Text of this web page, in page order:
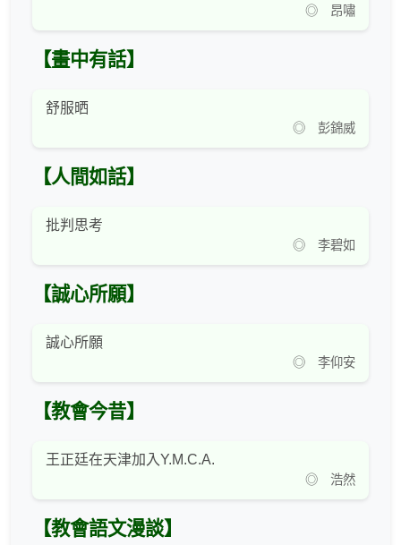
◎ 昂嘯
【畫中有話】
舒服晒
◎ 彭錦威
【人間如話】
批判思考
◎ 李碧如
【誠心所願】
誠心所願
◎ 李仰安
【教會今昔】
王正廷在天津加入Y.M.C.A.
◎ 浩然
【教會語文漫談】